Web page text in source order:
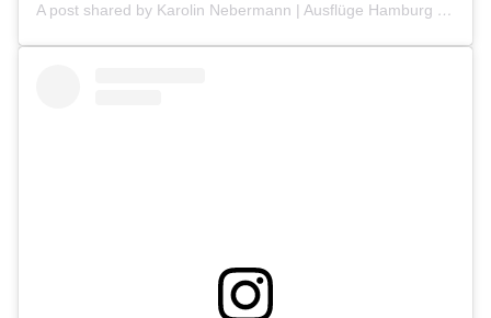
A post shared by Karolin Nebermann | Ausflüge Hamburg & Umgebung (@hamburgerkinderunterwegs)